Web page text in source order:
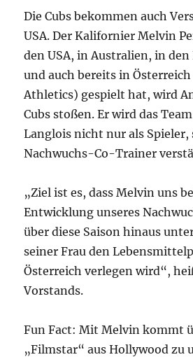
Die Cubs bekommen auch
USA. Der Kalifornier Melvin
den USA, in Australien, in
und auch bereits in
Athletics) gespielt hat, wird
Cubs stoßen. Er wird das
Langlois nicht nur als Spieler,
Nachwuchs-Co-Trainer
„Ziel ist es, dass Melvin uns
Entwicklung unseres
über diese Saison hinaus
seiner Frau den
Österreich verlegen wird“,
Vorstands.
Fun Fact: Mit Melvin kommt
„Filmstar“ aus Hollywood zu